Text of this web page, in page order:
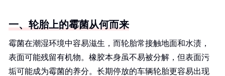
一、轮胎上的霉菌从何而来
霉菌在潮湿环境中容易滋生，而轮胎常接触地面和水渍，
表面可能残留有机物。橡胶本身虽不易被分解，但表面污
垢可能成为霉菌的养分。长期停放的车辆轮胎更容易出现